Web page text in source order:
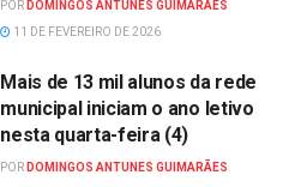
POR DOMINGOS ANTUNES GUIMARÃES
11 DE FEVEREIRO DE 2026
Mais de 13 mil alunos da rede
municipal iniciam o ano letivo
nesta quarta-feira (4)
POR DOMINGOS ANTUNES GUIMARÃES